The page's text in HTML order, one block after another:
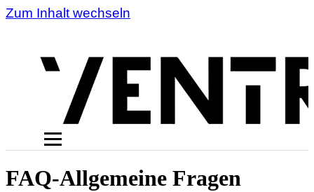
Zum Inhalt wechseln
FAQ-Allgemeine Fragen